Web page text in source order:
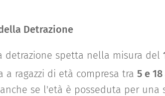
Detrazione
detrazione spetta nella misura del
a ragazzi di età compresa tra 5 e
se l'età è posseduta per una